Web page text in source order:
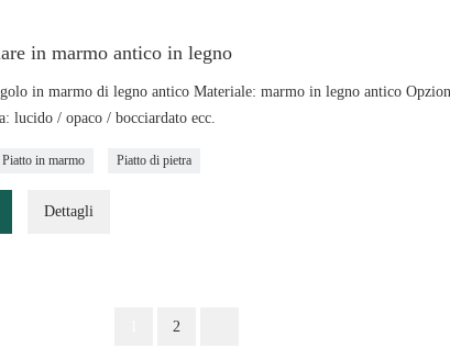
in marmo antico in legno
in marmo di legno antico Materiale: marmo in legno antico
lucido / opaco / bocciardato ecc.
Piatto in marmo Piatto di pietra
Dettagli
2